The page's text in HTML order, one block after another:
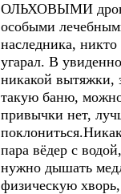
ОЛЬХОВЫМИ
особыми
наследника,
угарал. В
никакой вытяжки,
такую баню,
привычки нет,
пара вёдер с
нужно дышать
физическую